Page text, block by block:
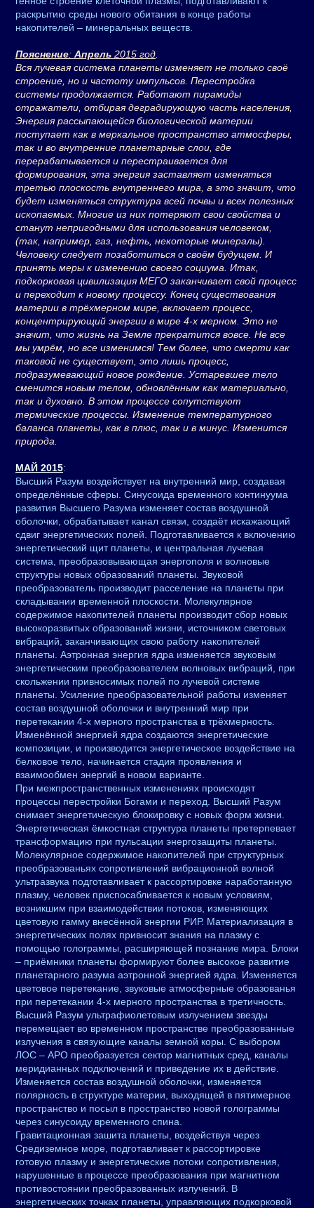
раскрытию среды нового обитания в конце работы
накопителей – минеральных веществ.
Пояснение: Апрель 2015 год
Вся лучевая система планеты изменяет не только своё
строение, но и частоту импульсов. Перестройка
системы продолжается. Работают пирамиды
отражатели, отбирая деградирующую часть населения,
Энергия рассыпающейся биологической материи
поступает как в меркальное пространство атмосферы,
так и во внутренние планетарные слои, где
перерабатывается и перестраивается для
формирования, эта энергия заставляет изменяться
третью плоскость внутреннего мира, а это значит, что
будет изменяться структура всей почвы и всех полезных
ископаемых. Многие из них потеряют свои свойства и
станут непригодными для использования человеком,
(так, например, газ, нефть, некоторые минералы).
Человеку следует позаботиться о своём будущем. И
принять меры к изменению своего социума. Итак,
подкорковая цивилизация МЕГО заканчивает свой процесс
и переходит к новому процессу. Конец существования
материи в трёхмерном мире, включает процесс,
концентрирующий энергии в мире 4-х мерном. Это не
значит, что жизнь на Земле прекратится вовсе. Не все
мы умрём, но все изменимся! Тем более, что смерти как
таковой не существует, это лишь процесс,
подразумевающий новое рождение. Устаревшее тело
сменится новым телом, обновлённым как материально,
так и духовно. В этом процессе сопутствуют
термические процессы. Изменение температурного
баланса планеты, как в плюс, так и в минус. Изменится
природа.
МАЙ 2015:
Высший Разум воздействует на внутренний мир, создавая
определённые сферы. Синусоида временного континуума
развития Высшего Разума изменяет состав воздушной
оболочки, обрабатывает канал связи, создаёт искажающий
сдвиг энергетических полей. Подготавливается к включению
энергетический щит планеты, и центральная лучевая
система, преобразовывающая энергополя и волновые
структуры новых образований планеты. Звуковой
преобразователь производит расселение на планеты при
складывании временной плоскости. Молекулярное
содержимое накопителей планеты производит сбор новых
высокоразвитых образований жизни, источником световых
вибраций, заканчивающих свою работу накопителей
планеты. Аэтронная энергия ядра изменяется звуковым
энергетическим преобразователем волновых вибраций, при
скольжении привносимых полей по лучевой системе
планеты. Усиление преобразовательной работы изменяет
состав воздушной оболочки и внутренний мир при
перетекании 4-х мерного пространства в трёхмерность.
Изменённой энергией ядра создаются энергетические
композиции, и производится энергетическое воздействие на
белковое тело, начинается стадия проявления и
взаимообмен энергий в новом варианте.
При межпространственных изменениях происходят
процессы перестройки Богами и переход. Высший Разум
снимает энергетическую блокировку с новых форм жизни.
Энергетическая ёмкостная структура планеты претерпевает
трансформацию при пульсации энергозащиты планеты.
Молекулярное содержимое накопителей при структурных
преобразованьях сопротивлений вибрационной волной
ультразвука подготавливает к рассортировке наработанную
плазму, человек приспосабливается к новым условиям,
возникшим при взаимодействии потоков, изменяющих
цветовую гамму внесённой энергии РИР. Материализация в
энергетических полях привносит знания на плазму с
помощью голограммы, расширяющей познание мира. Блоки
– приёмники планеты формируют более высокое развитие
планетарного разума аэтронной энергией ядра. Изменяется
цветовое перетекание, звуковые атмосферные образованья
при перетекании 4-х мерного пространства в третичность.
Высший Разум ультрафиолетовым излучением звезды
перемещает во временном пространстве преобразованные
излучения в связующие каналы земной коры. С выбором
ЛОС – АРО преобразуется сектор магнитных сред, каналы
меридианных подключений и приведение их в действие.
Изменяется состав воздушной оболочки, изменяется
полярность в структуре материи, выходящей в пятимерное
пространство и посыл в пространство новой голограммы
через синусоиду временного спина.
Гравитационная зашита планеты, воздействуя через
Средиземное море, подготавливает к рассортировке
готовую плазму и энергетические потоки сопротивления,
нарушенные в процессе преобразования при магнитном
противостоянии преобразованных излучений. В
энергетических точках планеты, управляющих подкорковой